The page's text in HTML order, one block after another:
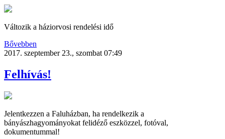
Változik a háziorvosi rendelési idő
Bővebben
2017. szeptember 23., szombat 07:49
Felhívás!
Jelentkezzen a Faluházban, ha rendelkezik a
bányászhagyományokat felidéző eszközzel, fotóval,
dokumentummal!